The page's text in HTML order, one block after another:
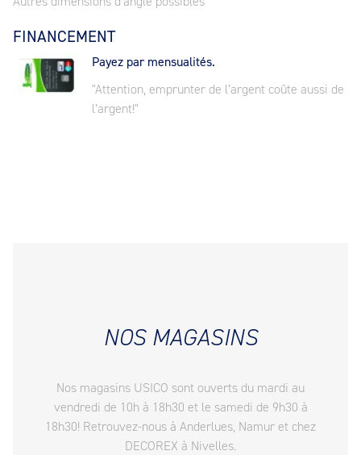
FINANCEMENT
Payez par mensualités.
"Attention, emprunter de l’argent coûte aussi de
l’argent!"
NOS MAGASINS
Nos magasins USICO sont ouverts du mardi au
vendredi de 10h à 18h30 et le samedi de 9h30 à
18h30! Retrouvez-nous à Anderlues, Namur et chez
DECOREX à Nivelles.